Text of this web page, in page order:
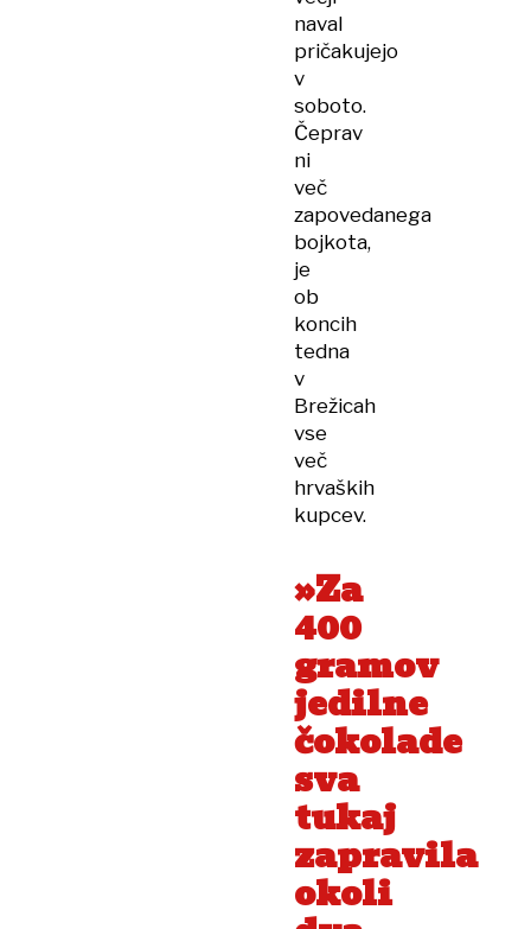
naval
pričakujejo
v
soboto.
Čeprav
ni
več
zapovedanega
bojkota,
je
ob
koncih
tedna
v
Brežicah
vse
več
hrvaških
kupcev.
»Za
400
gramov
jedilne
čokolade
sva
tukaj
zapravila
okoli